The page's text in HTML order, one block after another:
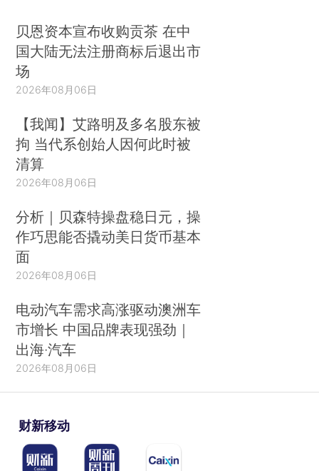
贝恩资本宣布收购贡茶 在中
国大陆无法注册商标后退出市
场
2026年08月06日
【我闻】艾路明及多名股东被
拘 当代系创始人因何此时被
清算
2026年08月06日
分析｜贝森特操盘稳日元，操
作巧思能否撬动美日货币基本
面
2026年08月06日
电动汽车需求高涨驱动澳洲车
市增长 中国品牌表现强劲｜
出海·汽车
2026年08月06日
财新移动